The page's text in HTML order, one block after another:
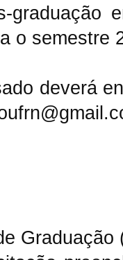
graduação
o semestre
deverá